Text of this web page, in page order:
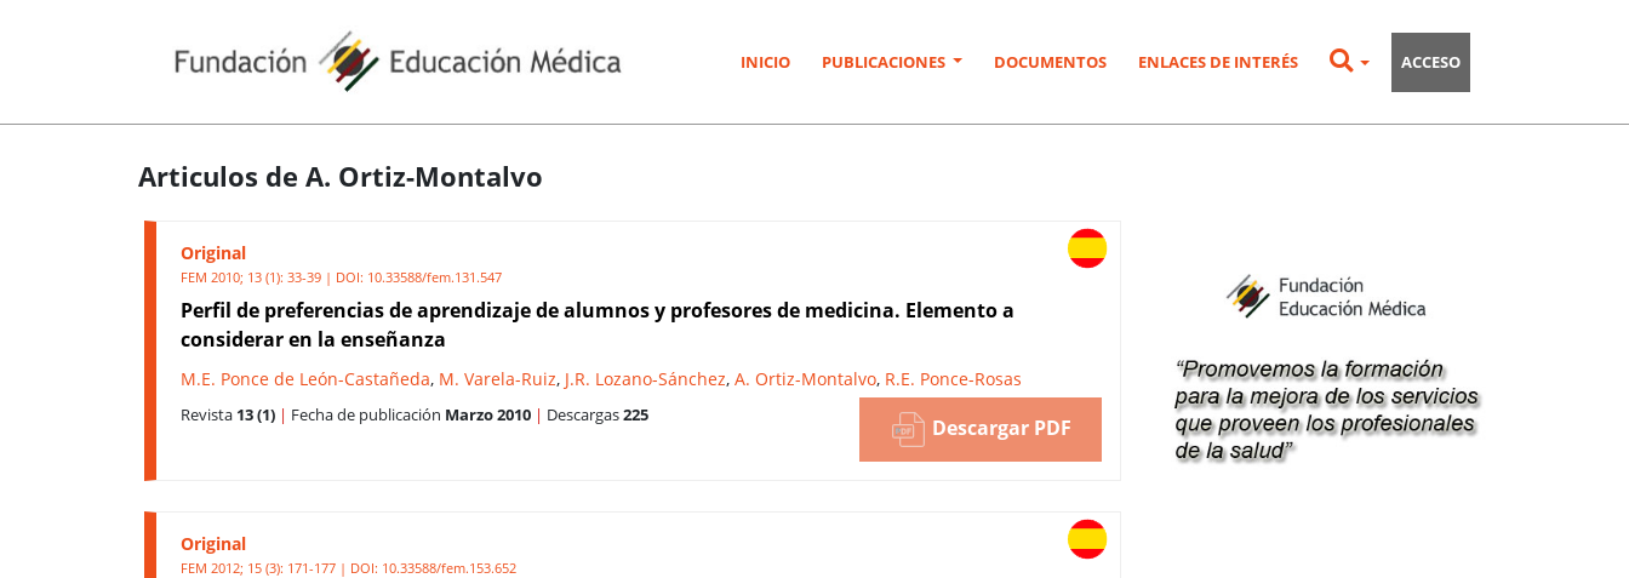
INICIO PUBLICACIONES DOCUMENTOS ENLACES DE INTERÉS ACCESO
Articulos de A. Ortiz-Montalvo
Original
FEM 2010; 13 (1): 33-39 | DOI: 10.33588/fem.131.547
Perfil de preferencias de aprendizaje de alumnos y profesores de medicina. Elemento a
considerar en la enseñanza
M.E. Ponce de León-Castañeda, M. Varela-Ruiz, J.R. Lozano-Sánchez, A. Ortiz-Montalvo, R.E. Ponce-Rosas
Revista 13 (1) | Fecha de publicación Marzo 2010 | Descargas225 Descargar PDF
Original
FEM 2012; 15 (3): 171-177 | DOI: 10.33588/fem.153.652